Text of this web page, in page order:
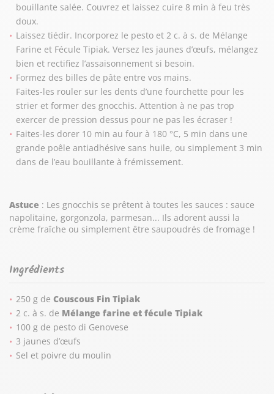
bouillante salée. Couvrez et laissez cuire 8 min à feu très
doux.
Laissez tiédir. Incorporez le pesto et 2 c. à s. de Mélange
Farine et Fécule Tipiak. Versez les jaunes d’œufs, mélangez
bien et rectifiez l’assaisonnement si besoin.
Formez des billes de pâte entre vos mains.
Faites-les rouler sur les dents d’une fourchette pour les
strier et former des gnocchis. Attention à ne pas trop
exercer de pression dessus pour ne pas les écraser !
Faites-les dorer 10 min au four à 180 °C, 5 min dans une
grande poêle antiadhésive sans huile, ou simplement 3 min
dans de l’eau bouillante à frémissement.
Astuce : Les gnocchis se prêtent à toutes les sauces : sauce
napolitaine, gorgonzola, parmesan... Ils adorent aussi la
crème fraîche ou simplement être saupoudrés de fromage !
Ingrédients
250 g deCouscous Fin Tipiak
2 c. à s. de Mélange farine et fécule Tipiak
100 g de pesto di Genovese
3 jaunes d’œufs
Sel et poivre du moulin